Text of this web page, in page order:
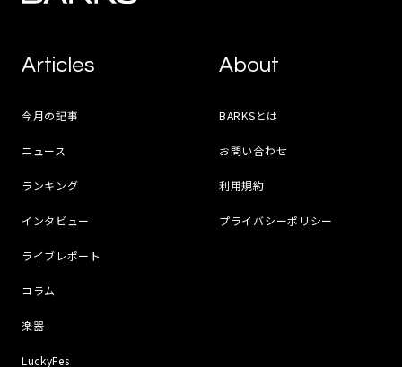
Articles
今月の記事
ニュース
ランキング
インタビュー
ライブレポート
コラム
楽器
LuckyFes
About
BARKSとは
お問い合わせ
利用規約
プライバシーポリシー